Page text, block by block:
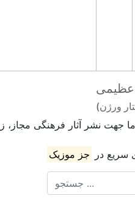
عظیمی
ورژن)
جهت نشر آثار فرهنگی مجاز،
در جز موزیک